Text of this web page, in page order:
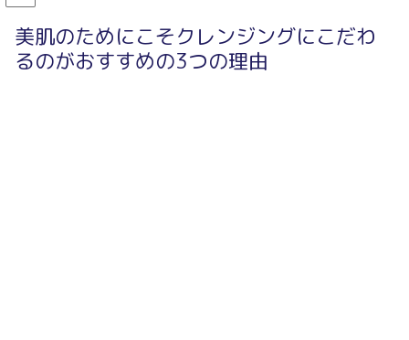
美肌のためにこそクレンジングにこだわ
るのがおすすめの3つの理由